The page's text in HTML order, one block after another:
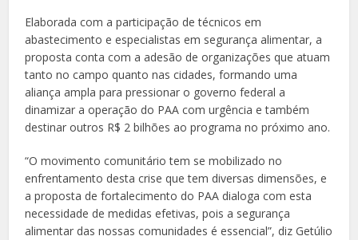
Elaborada com a participação de técnicos em
abastecimento e especialistas em segurança alimentar, a
proposta conta com a adesão de organizações que atuam
tanto no campo quanto nas cidades, formando uma
aliança ampla para pressionar o governo federal a
dinamizar a operação do PAA com urgência e também
destinar outros R$ 2 bilhões ao programa no próximo ano.
“O movimento comunitário tem se mobilizado no
enfrentamento desta crise que tem diversas dimensões, e
a proposta de fortalecimento do PAA dialoga com esta
necessidade de medidas efetivas, pois a segurança
alimentar das nossas comunidades é essencial”, diz Getúlio